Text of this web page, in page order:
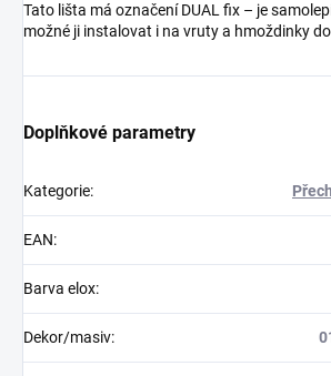
Tato lišta má označení DUAL fix – je
možné ji instalovat i na vruty a hmoždinky
Doplňkové parametry
Kategorie:
EAN:
Barva elox:
Dekor/masiv: